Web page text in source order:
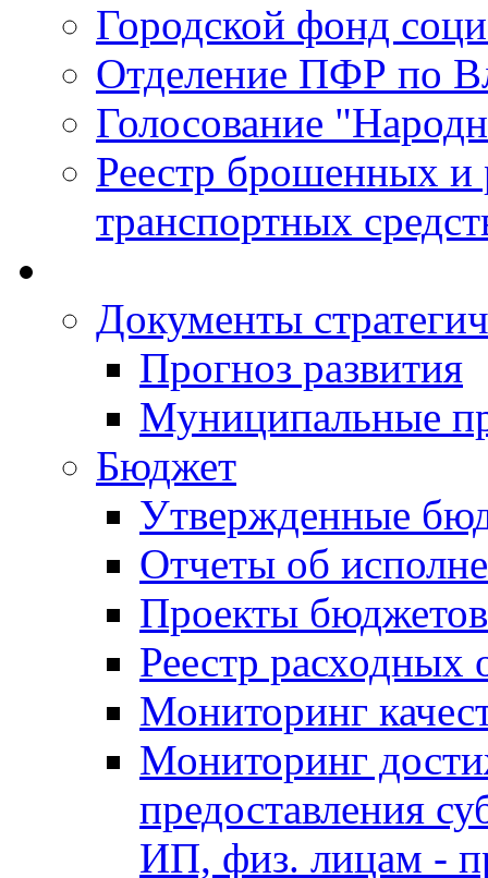
Городской фонд
Отделение ПФР по
Голосование
Реестр брошенных и
транспортных
Документы
Прогноз развития
Муниципальные
Бюджет
Утвержденные
Отчеты об
Проекты бюджетов
Реестр расходных
Мониторинг
Мониторинг
предоставления
ИП, физ. лицам -